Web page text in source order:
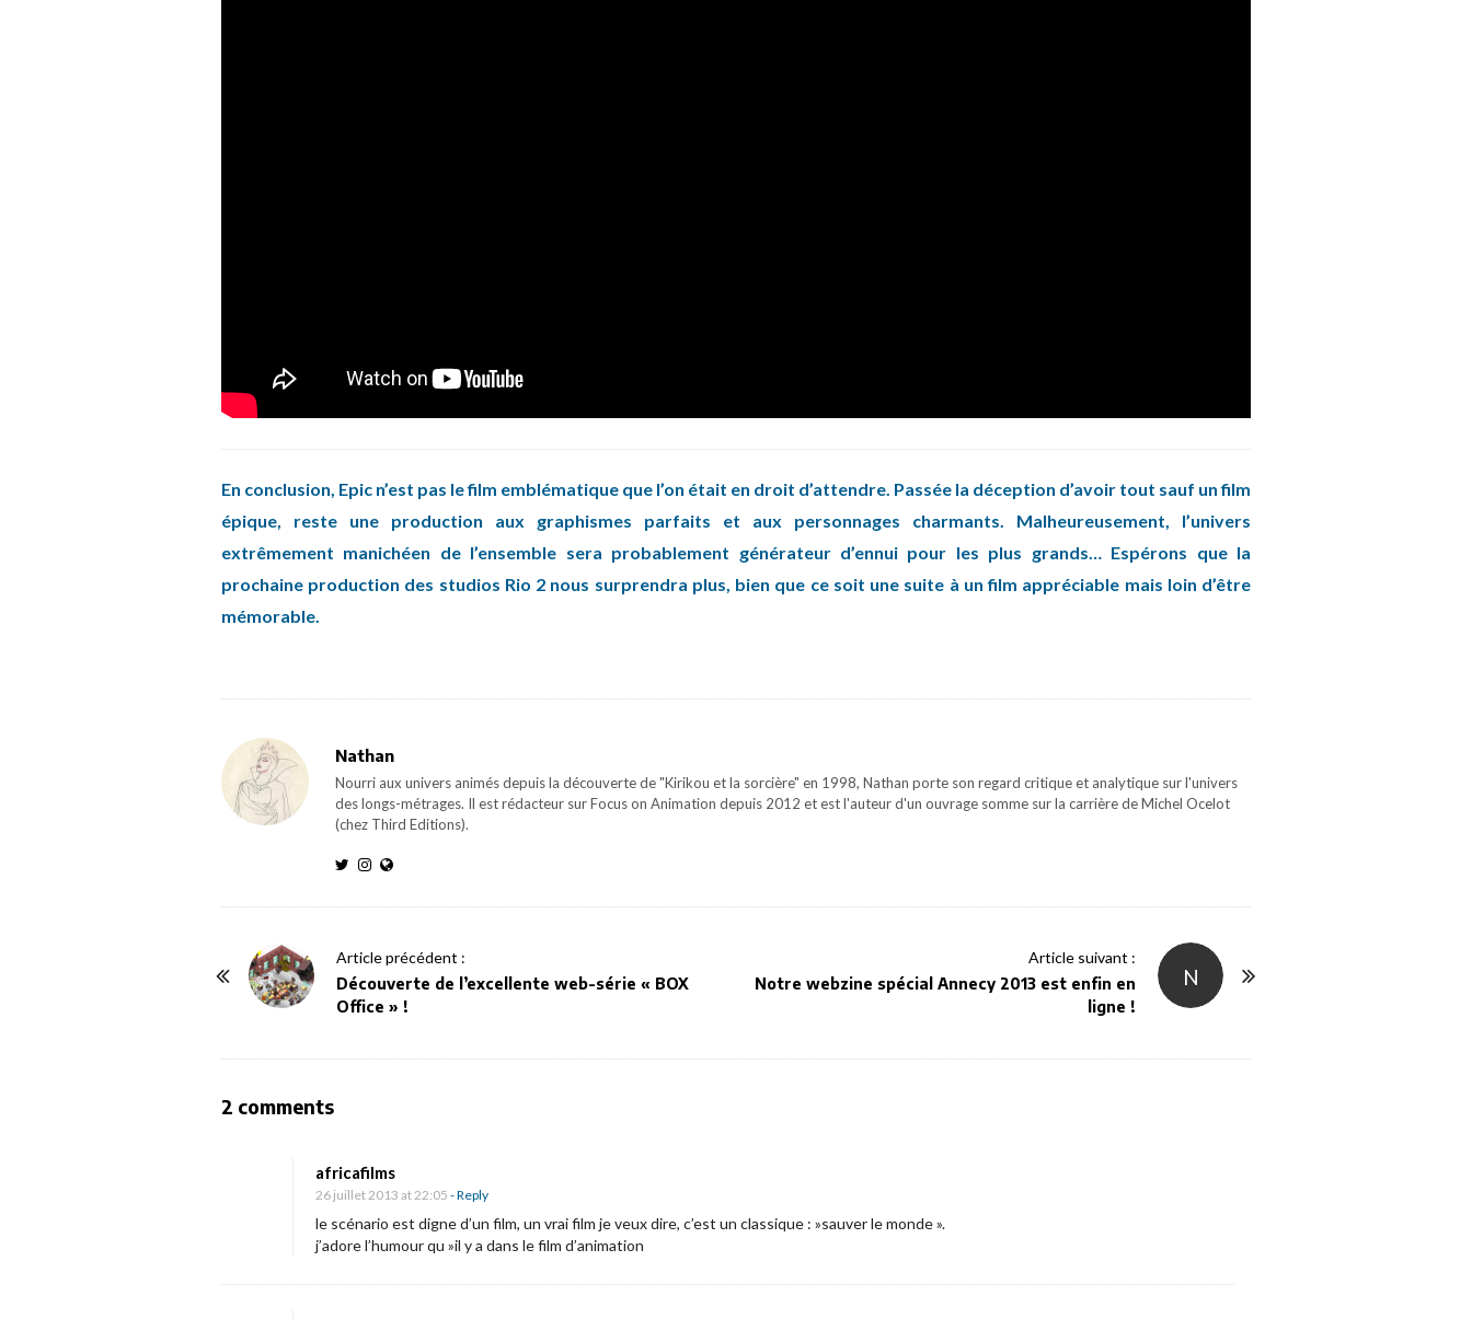
En conclusion, Epic n’est pas le film emblématique que l’on était en droit d’attendre. Passée la déception d’avoir tout sauf un film
épique, reste une production aux graphismes parfaits et aux personnages charmants. Malheureusement, l’univers
extrêmement manichéen de l’ensemble sera probablement générateur d’ennui pour les plus grands… Espérons que la
prochaine production des studios Rio 2 nous surprendra plus, bien que ce soit une suite à un film appréciable mais loin d’être
mémorable.
Nathan
Nourri aux univers animés depuis la découverte de "Kirikou et la sorcière" en 1998, Nathan porte son regard critique et analytique sur l'univers
des longs-métrages. Il est rédacteur sur Focus on Animation depuis 2012 et est l'auteur d'un ouvrage somme sur la carrière de Michel Ocelot
(chez Third Editions).
Article précédent :
Découverte de l’excellente web-série « BOX
Office » !
N
Article suivant :
Notre webzine spécial Annecy 2013 est enfin en
ligne !
2 commentsO
[
C
r
i
t
africafilms
26 juillet 2013 at 22:05 - Reply
le scénario est digne d’un film, un vrai film je veux dire, c’est un classique : »sauver le monde ».
j’adore l’humour qu »il y a dans le film d’animation